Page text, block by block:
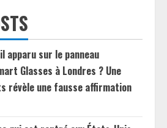
apparu sur le panneau
Glasses à Londres ? Une
révèle une fausse affirmation